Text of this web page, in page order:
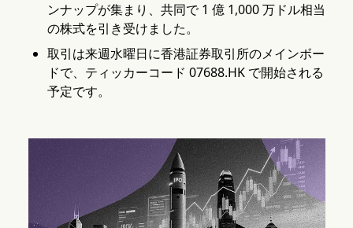
ンナップが集まり、共同で 1 億 1,000 万ドル相当
の株式を引き受けました。
取引は来週水曜日に香港証券取引所のメインボー
ドで、ティッカーコード 07688.HK で開始される
予定です。